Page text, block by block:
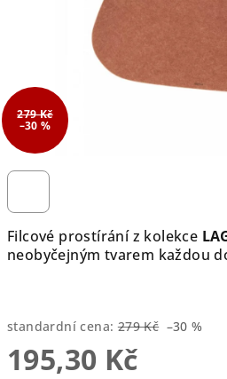
Filcové prostírání z kolekce
neobyčejným tvarem každou
standardní cena: 279 Kč –30 %
195,30 Kč
279 Kč
–30 %